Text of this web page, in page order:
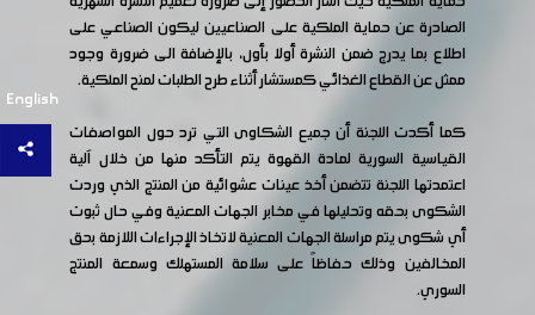
English
الصادرة عن حماية الملكية على الصناعيين ليكون الصناعي على
اطلاع بما يدرج ضمن النشرة أولا بأول، بالإضافة الى ضرورة وجود
ممثل عن القطاع الغذائي كمستشار أثناء طرح الطلبات لمنح الملكية.
كما أكدت اللجنة أن جميع الشكاوى التي ترد حول المواصفات
القياسية السورية لمادة القهوة يتم التأكد منها من خلال آلية
اعتمدتها اللجنة تتضمن أخذ عينات عشوائية من المنتج الذي وردت
الشكوى بحقه وتحليلها في مخابر الجهات المعنية وفي حال ثبوت
أي شكوى يتم مراسلة الجهات المعنية لاتخاذ الإجراءات اللازمة بحق
المخالفين وذلك حفاظاً على سلامة المستهلك وسمعة المنتج
السوري.